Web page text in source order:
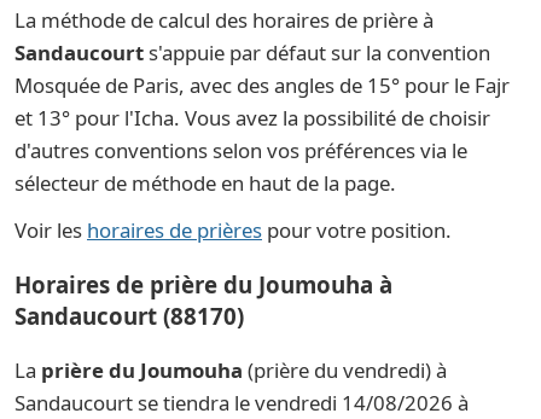
La méthode de calcul des horaires de prière à
Sandaucourt s'appuie par défaut sur la convention
Mosquée de Paris, avec des angles de 15° pour le Fajr
et 13° pour l'Icha. Vous avez la possibilité de choisir
d'autres conventions selon vos préférences via le
sélecteur de méthode en haut de la page.
Voir les horaires de prières pour votre position.
Horaires de prière du Joumouha à
Sandaucourt (88170)
La prière du Joumouha (prière du vendredi) à
Sandaucourt se tiendra le vendredi 14/08/2026 à